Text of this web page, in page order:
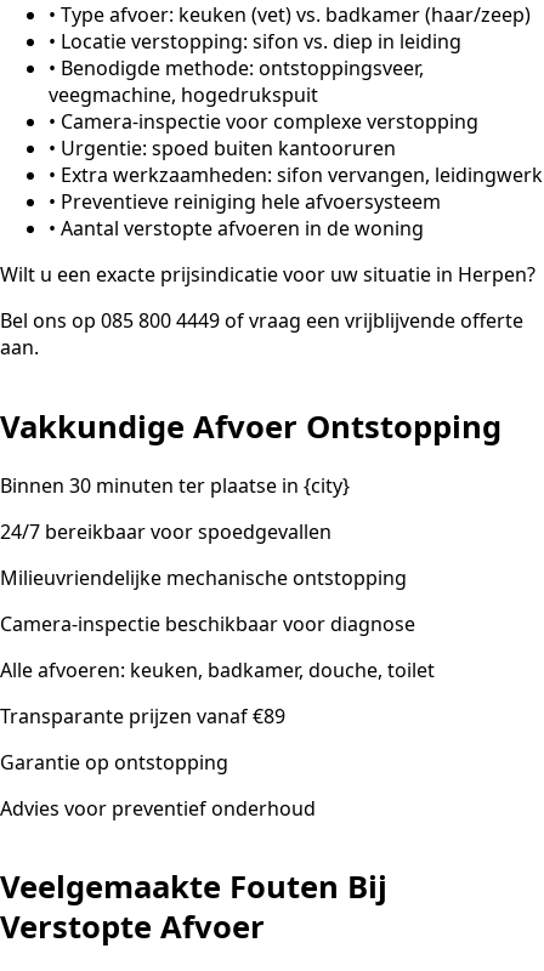
• Type afvoer: keuken (vet) vs. badkamer (haar/zeep)
• Locatie verstopping: sifon vs. diep in leiding
• Benodigde methode: ontstoppingsveer,
veegmachine, hogedrukspuit
• Camera-inspectie voor complexe verstopping
• Urgentie: spoed buiten kantooruren
• Extra werkzaamheden: sifon vervangen, leidingwerk
• Preventieve reiniging hele afvoersysteem
• Aantal verstopte afvoeren in de woning
Wilt u een exacte prijsindicatie voor uw situatie in Herpen?
Bel ons op 085 800 4449 of vraag een vrijblijvende offerte
aan.
Vakkundige Afvoer Ontstopping
Binnen 30 minuten ter plaatse in {city}
24/7 bereikbaar voor spoedgevallen
Milieuvriendelijke mechanische ontstopping
Camera-inspectie beschikbaar voor diagnose
Alle afvoeren: keuken, badkamer, douche, toilet
Transparante prijzen vanaf €89
Garantie op ontstopping
Advies voor preventief onderhoud
Veelgemaakte Fouten Bij
Verstopte Afvoer